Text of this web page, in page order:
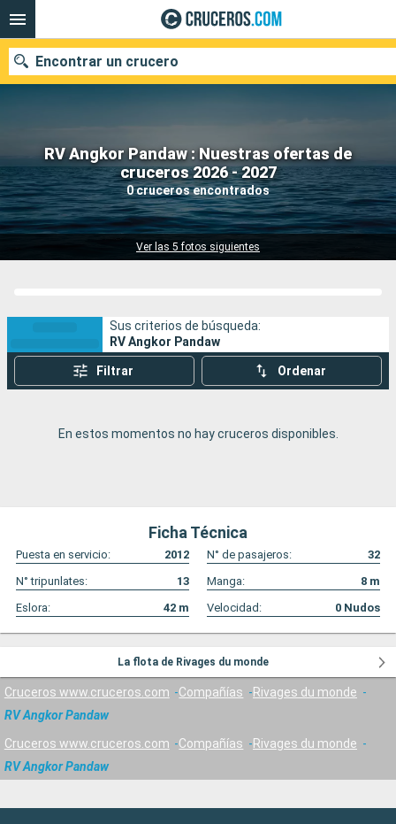
RV Angkor Pandaw : Nuestras ofertas de
cruceros 2026 - 2027
0 cruceros encontrados
Ver las 5 fotos siguientes
Encontrar un crucero
Nuestros destinos
Fecha de salida
Sus criterios de búsqueda:
RV Angkor Pandaw
Filtrar Ordenar
En estos momentos no hay cruceros disponibles.
Ficha Técnica
Puesta en servicio: 2012 N° de pasajeros:
32
N° tripunlates:
13 Manga: 8 m
Eslora:
42 m Velocidad: 0 Nudos
La flota de Rivages du monde
Cruceros www.cruceros.com Compañías
Rivages du monde
RV Angkor Pandaw
Cruceros www.cruceros.com Compañías
Rivages du monde
RV Angkor Pandaw